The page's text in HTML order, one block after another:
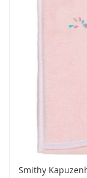
Smithy